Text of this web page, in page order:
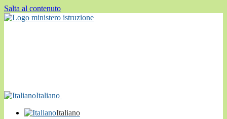
Salta al contenuto
Italiano
Italiano